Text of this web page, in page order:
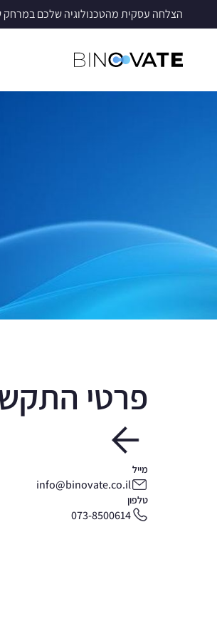
הצלחה עסקית מהטכנולוגיה שלכם במרחק
פרטי
מייל
info@binovate.co.il
טלפון
073-8500614